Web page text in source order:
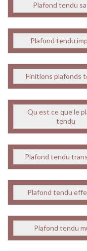
Plafond tendu
Plafond tendu
Finitions plafonds
Qu est ce que le
tendu
Plafond tendu
Plafond tendu
Plafond tendu